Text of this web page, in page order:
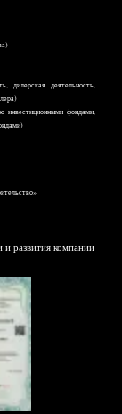
дилерская деятельность,
инвестиционными фондами,
и развития компании